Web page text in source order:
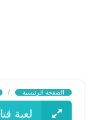
الصفحة الرئيسية /
لعبة